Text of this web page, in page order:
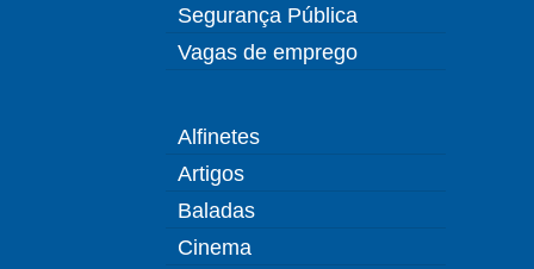
Segurança Pública
Vagas de emprego
Alfinetes
Artigos
Baladas
Cinema